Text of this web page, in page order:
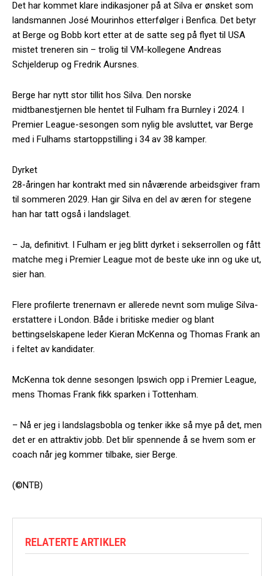
Det har kommet klare indikasjoner på at Silva er ønsket som
landsmannen José Mourinhos etterfølger i Benfica. Det betyr
at Berge og Bobb kort etter at de satte seg på flyet til USA
mistet treneren sin – trolig til VM-kollegene Andreas
Schjelderup og Fredrik Aursnes.
Berge har nytt stor tillit hos Silva. Den norske
midtbanestjernen ble hentet til Fulham fra Burnley i 2024. I
Premier League-sesongen som nylig ble avsluttet, var Berge
med i Fulhams startoppstilling i 34 av 38 kamper.
Dyrket
28-åringen har kontrakt med sin nåværende arbeidsgiver fram
til sommeren 2029. Han gir Silva en del av æren for stegene
han har tatt også i landslaget.
– Ja, definitivt. I Fulham er jeg blitt dyrket i sekserrollen og fått
matche meg i Premier League mot de beste uke inn og uke ut,
sier han.
Flere profilerte trenernavn er allerede nevnt som mulige Silva-
erstattere i London. Både i britiske medier og blant
bettingselskapene leder Kieran McKenna og Thomas Frank an
i feltet av kandidater.
McKenna tok denne sesongen Ipswich opp i Premier League,
mens Thomas Frank fikk sparken i Tottenham.
– Nå er jeg i landslagsbobla og tenker ikke så mye på det, men
det er en attraktiv jobb. Det blir spennende å se hvem som er
coach når jeg kommer tilbake, sier Berge.
(©NTB)
RELATERTE ARTIKLER